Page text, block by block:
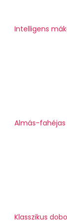
Intelligens
Almás-
Klasszikus